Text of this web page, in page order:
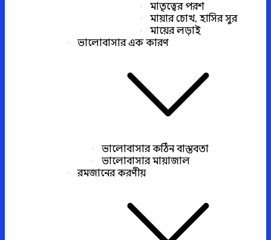
মাতৃত্বের পরশ
মায়ার চোখ, হাসির সুর
মায়ের লড়াই
ভালোবাসার এক কারণ
ভালোবাসার কঠিন বাস্তবতা
ভালোবাসার মায়াজাল
রমজানের করণীয়